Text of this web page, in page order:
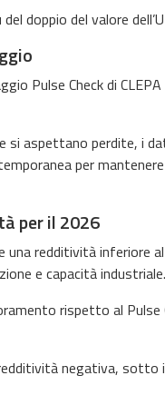
doppio del valore
Pulse Check di
si aspettano perdite, i
per
per il 2026
redditività inferiore
e capacità industriale.
rispetto al Pulse
negativa,